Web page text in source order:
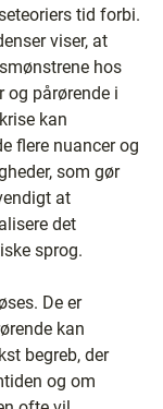
tid forbi.
viser, at
hos
og pårørende i
kan
flere nuancer og
som gør
at
det
sprog.
De er
kan
begreb, der
og om